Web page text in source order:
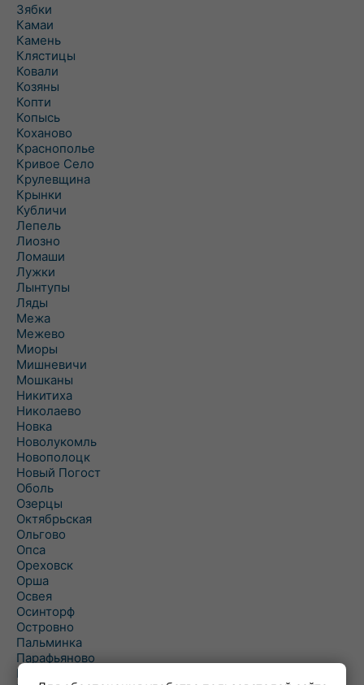
Зябки
Камаи
Камень
Клястицы
Ковали
Козяны
Копти
Копысь
Коханово
Краснополье
Кривое Село
Крулевщина
Крынки
Кубличи
Лепель
Лиозно
Ломаши
Лужки
Лынтупы
Ляды
Межа
Межево
Миоры
Мишневичи
Мошканы
Никитиха
Николаево
Новка
Новолукомль
Новополоцк
Новый Погост
Оболь
Озерцы
Октябрьская
Ольгово
Опса
Ореховск
Орша
Освея
Осинторф
Островно
Пальминка
Парафьяново
Плисса